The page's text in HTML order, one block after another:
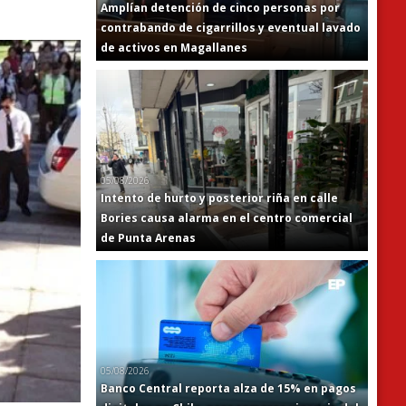
Amplían detención de cinco personas por
contrabando de cigarrillos y eventual lavado
de activos en Magallanes
05/08/2026
Intento de hurto y posterior riña en calle
Bories causa alarma en el centro comercial
de Punta Arenas
05/08/2026
Banco Central reporta alza de 15% en pagos